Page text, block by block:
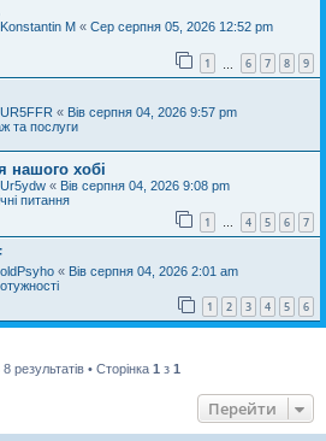
Konstantin M « Сер серпня 05, 2026 12:52 pm
1 6 7 8 9
UR5FFR « Вів серпня 04, 2026 9:57 pm
та послуги
нашого хобі
Ur5ydw « Вів серпня 04, 2026 9:08 pm
питання
1 … 4 5 6 7
oldPsyho « Вів серпня 04, 2026 2:01 am
1 2 3 4 5 6
результатів • Сторінка 1 з 1
Перейти